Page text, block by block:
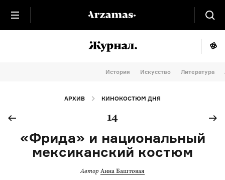
История Искусство Литература
АРХИВ КИНОКОСТЮМ ДНЯ
14
«Фрида» и национальный
мексиканский костюм
Автор Анна Баштовая